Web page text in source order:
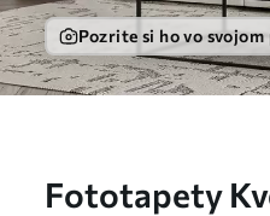
Pozrite si ho vo
Fototapety